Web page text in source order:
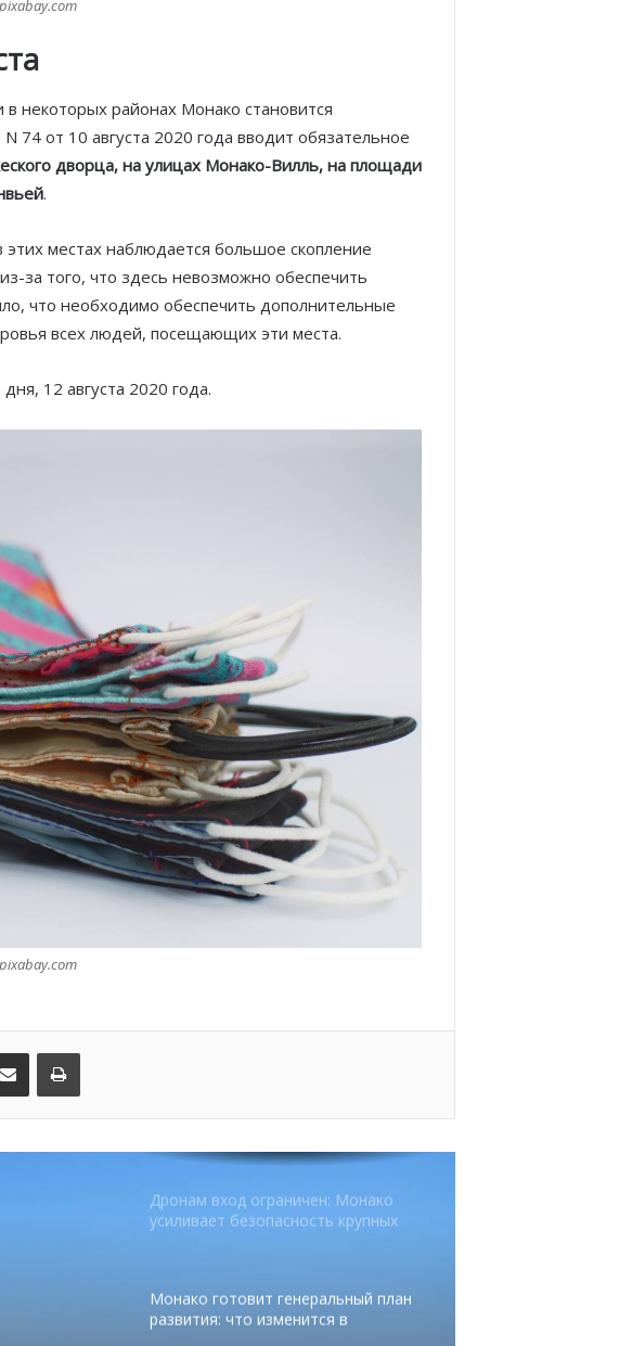
некоторых районах Монако становится
74 от 10 августа 2020 года вводит обязательное
дворца, на улицах Монако-Вилль, на площади
.
этих местах наблюдается большое скопление
за того, что здесь невозможно обеспечить
что необходимо обеспечить дополнительные
всех людей, посещающих эти места.
12 августа 2020 года.
Поделиться по электронной почте Распечатать
Князь Альбер II и Принцесса
Шарлен посетили 77-й Бал
Красного Креста Монако
Шарль Леклер вновь в борьбе:
Ferrari набирает скорость перед
паузой
SBM и Be Safe Monaco продлили
летних ночей
FESTIVAL готовит вечер мирового
Дронам вход ограничен: Монако
усиливает безопасность крупных
Монако готовит генеральный план
развития: что изменится в